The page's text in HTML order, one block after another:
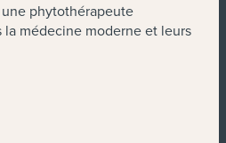
phytothérapeute
médecine moderne et leurs